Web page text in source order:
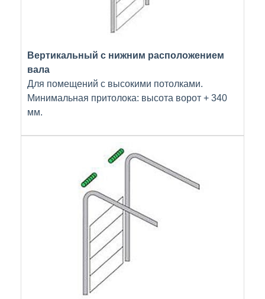
Вертикальный с нижним расположением
вала
Для помещений с высокими потолками.
Минимальная притолока: высота ворот + 340
мм.